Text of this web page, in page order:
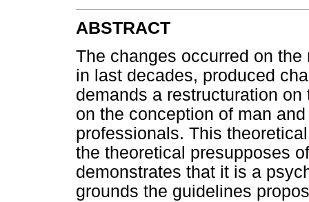
ABSTRACT
The changes occurred on
in last decades, produced
demands a restructuration
on the conception of man
professionals. This
the theoretical presupposes
demonstrates that it is a
grounds the guidelines